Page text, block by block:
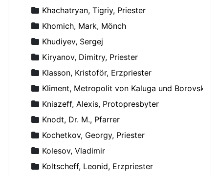
Khachatryan, Tigriy, Priester
Khomich, Mark, Mönch
Khudiyev, Sergej
Kiryanov, Dimitry, Priester
Klasson, Kristoför, Erzpriester
Kliment, Metropolit von Kaluga und Borovsk
Kniazeff, Alexis, Protopresbyter
Knodt, Dr. M., Pfarrer
Kochetkov, Georgy, Priester
Kolesov, Vladimir
Koltscheff, Leonid, Erzpriester